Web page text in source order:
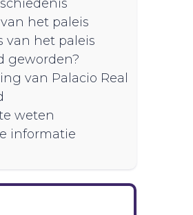
het paleis
van het paleis
geworden?
van Palacio Real
weten
informatie